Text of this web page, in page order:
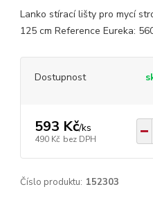
Lanko stírací lišty pro mycí
125 cm Reference Eureka:
Dostupnost
593 Kč/ks
490 Kč bez DPH
Číslo produktu: 152303